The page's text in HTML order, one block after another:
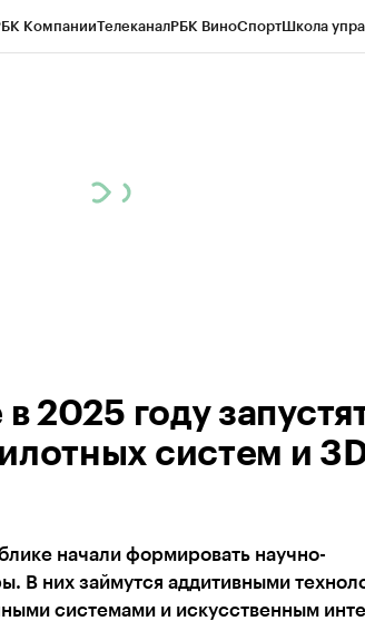
КомпанииТелеканалРБК ВиноСпортШкола
в 2025 году
систем и
начали формировать научно-
В них займутся аддитивными
системами и искусственным